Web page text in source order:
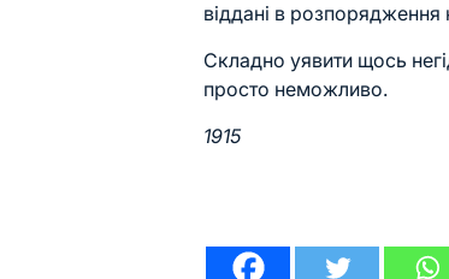
віддані в
Складно уявити щось
просто неможливо.
1915